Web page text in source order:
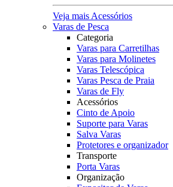
Veja mais Acessórios
Varas de Pesca
Categoria
Varas para Carretilhas
Varas para Molinetes
Varas Telescópica
Varas Pesca de Praia
Varas de Fly
Acessórios
Cinto de Apoio
Suporte para Varas
Salva Varas
Protetores e organizador
Transporte
Porta Varas
Organização